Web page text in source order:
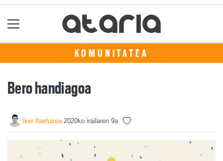
KOMUNITATEA
Bero handiagoa
Iker Ibarluzea 2020ko irailaren 9a